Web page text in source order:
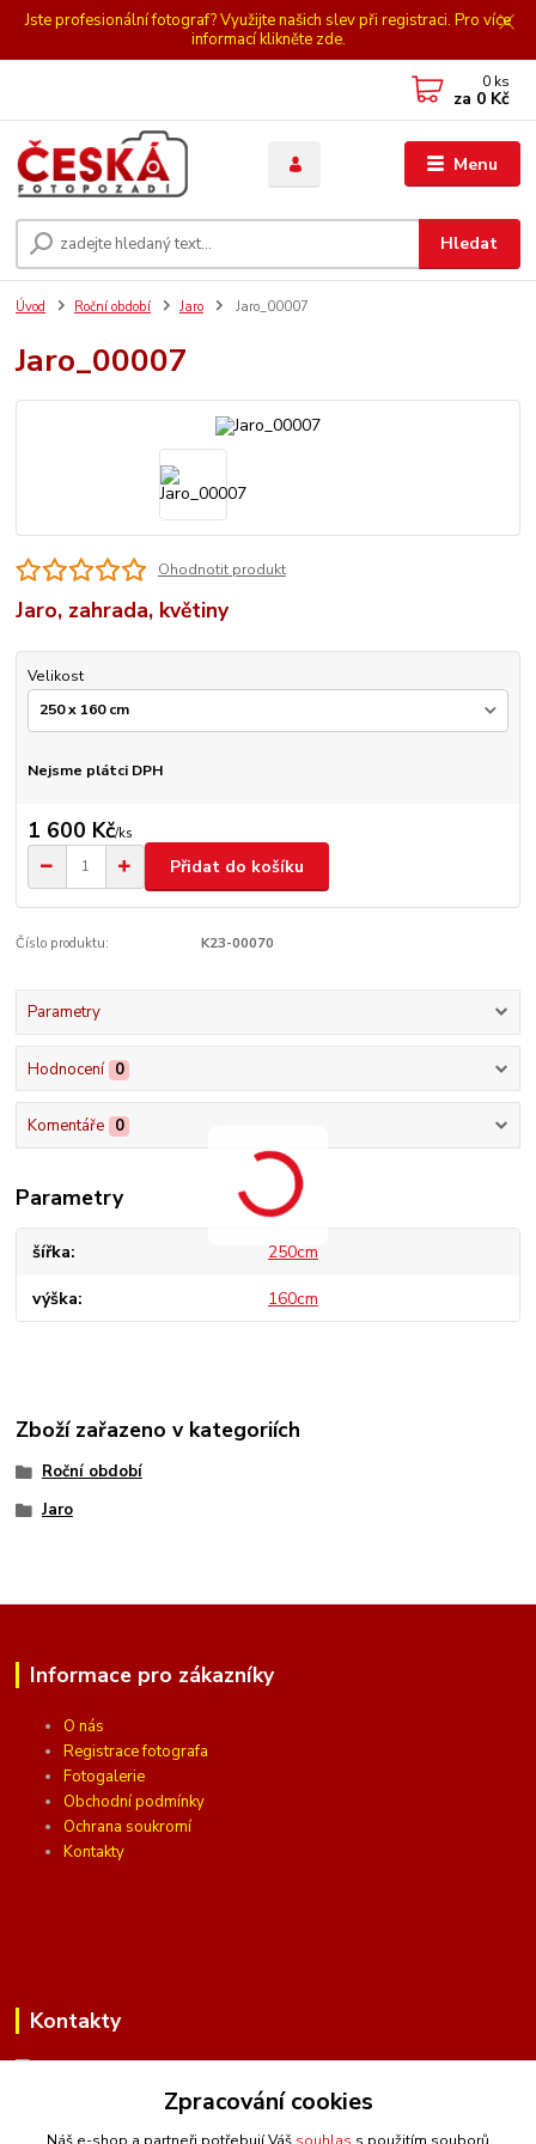
Jste profesionální fotograf? Využijte našich slev při registraci. Pro více
informací klikněte zde.
Menu
Hledat
0 ks
za 0 Kč
Úvod Roční období Jaro Jaro_00007
Jaro_00007
Ohodnotit produkt
Jaro, zahrada, květiny
Velikost
Nejsme plátci DPH
1 600 Kč/ks
Přidat do košíku
Číslo produktu: K23-00070
Parametry
Hodnocení 0
Komentáře 0
Parametry
šířka 250cm
výška 160cm
Zboží zařazeno v kategoriích
Roční období
Jaro
Informace pro zákazníky
O nás
Registrace fotografa
Fotogalerie
Obchodní podmínky
Ochrana soukromí
Kontakty
Kontakty
(Po-Pá, 10 - 16 hod.)
Zpracování cookies